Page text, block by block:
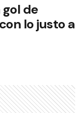
de
lo justo a